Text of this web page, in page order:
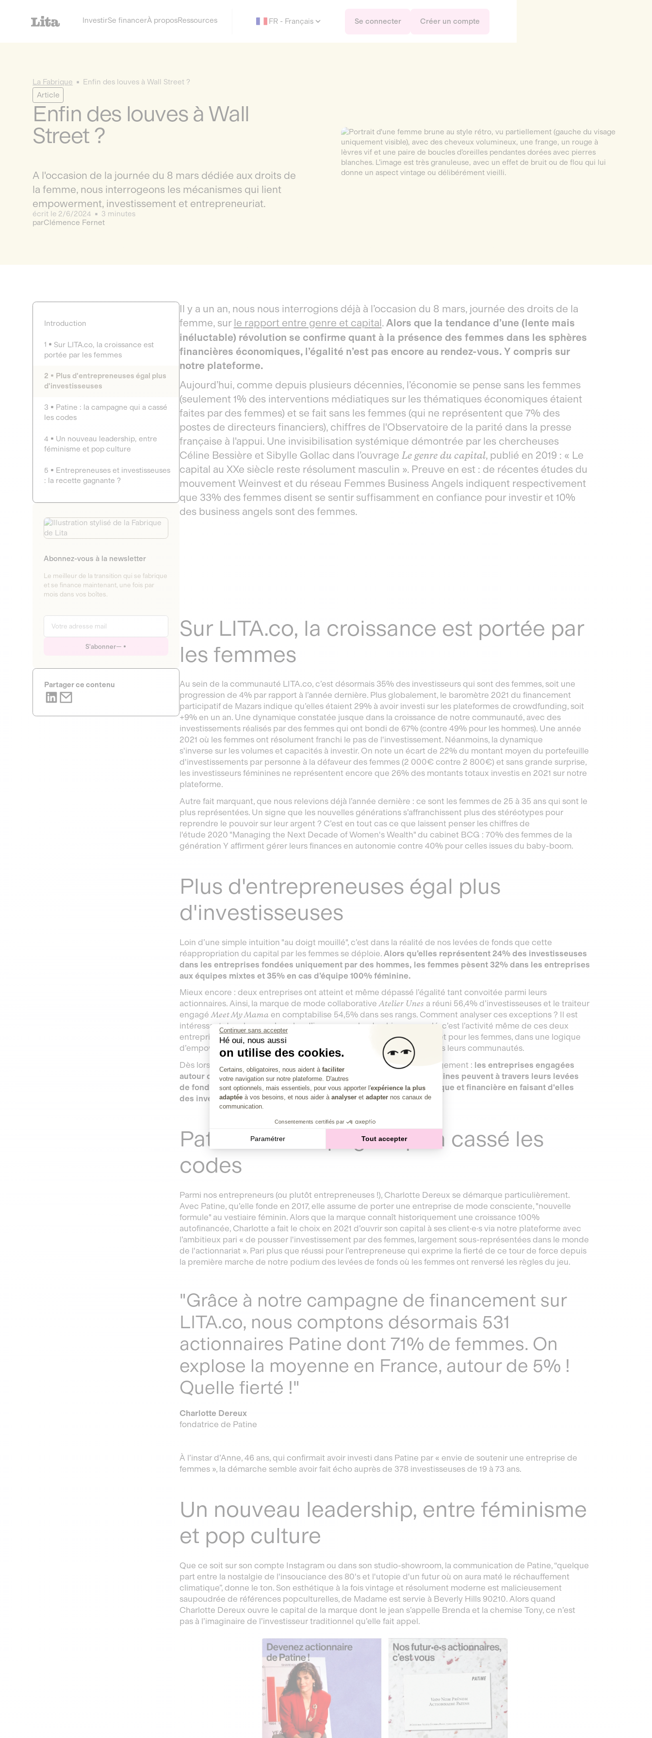
InvestirSe financerÀ proposRessources FR - Français Se connecter Créer un compte
La Fabrique
Enfin des louves à Wall Street ?
Article
Enfin des louves à Wall
Street ?
A l'occasion de la journée du 8 mars dédiée aux droits de
la femme, nous interrogeons les mécanismes qui lient
empowerment, investissement et entrepreneuriat.
écrit le 2/6/2024
3 minutes
parClémence Fernet
Introduction
1
Sur LITA.co, la croissance est
portée par les femmes
2
Plus d'entrepreneuses égal plus
d'investisseuses
3
Patine : la campagne qui a cassé
les codes
4
Un nouveau leadership, entre
féminisme et pop culture
5
Entrepreneuses et investisseuses
: la recette gagnante ?
Abonnez-vous à la newsletter
Le meilleur de la transition qui se fabrique
et se finance maintenant, une fois par
mois dans vos boîtes.
S'abonner
Partager ce contenu
Il y a un an, nous nous interrogions déjà à l’occasion du 8 mars, journée des droits de la
femme, sur le rapport entre genre et capital. Alors que la tendance d’une (lente mais
inéluctable) révolution se confirme quant à la présence des femmes dans les sphères
financières économiques, l’égalité n’est pas encore au rendez-vous. Y compris sur
notre plateforme.
Aujourd’hui, comme depuis plusieurs décennies, l’économie se pense sans les femmes
(seulement 1% des interventions médiatiques sur les thématiques économiques étaient
faites par des femmes) et se fait sans les femmes (qui ne représentent que 7% des
postes de directeurs financiers), chiffres de l'Observatoire de la parité dans la presse
française à l'appui. Une invisibilisation systémique démontrée par les chercheuses
Céline Bessière et Sibylle Gollac dans l’ouvrage Le genre du capital, publié en 2019 : « Le
capital au XXe siècle reste résolument masculin ». Preuve en est : de récentes études du
mouvement Weinvest et du réseau Femmes Business Angels indiquent respectivement
que 33% des femmes disent se sentir suffisamment en confiance pour investir et 10%
des business angels sont des femmes.
Sur LITA.co, la croissance est portée par
les femmes
Au sein de la communauté LITA.co, c’est désormais 35% des investisseurs qui sont des femmes, soit une
progression de 4% par rapport à l’année dernière. Plus globalement, le baromètre 2021 du financement
participatif de Mazars indique qu’elles étaient 29% à avoir investi sur les plateformes de crowdfunding, soit
+9% en un an. Une dynamique constatée jusque dans la croissance de notre communauté, avec des
investissements réalisés par des femmes qui ont bondi de 67% (contre 49% pour les hommes). Une année
2021 où les femmes ont résolument franchi le pas de l'investissement. Néanmoins, la dynamique
s'inverse sur les volumes et capacités à investir. On note un écart de 22% du montant moyen du portefeuille
d'investissements par personne à la défaveur des femmes (2 000€ contre 2 800€) et sans grande surprise,
les investisseurs féminines ne représentent encore que 26% des montants totaux investis en 2021 sur notre
plateforme.
Autre fait marquant, que nous relevions déjà l’année dernière : ce sont les femmes de 25 à 35 ans qui sont le
plus représentées. Un signe que les nouvelles générations s’affranchissent plus des stéréotypes pour
reprendre le pouvoir sur leur argent ? C’est en tout cas ce que laissent penser les chiffres de
l'étude 2020 "Managing the Next Decade of Women's Wealth" du cabinet BCG : 70% des femmes de la
génération Y affirment gérer leurs finances en autonomie contre 40% pour celles issues du baby-boom.
Plus d'entrepreneuses égal plus
d'investisseuses
Loin d’une simple intuition "au doigt mouillé", c’est dans la réalité de nos levées de fonds que cette
réappropriation du capital par les femmes se déploie. Alors qu’elles représentent 24% des investisseuses
dans les entreprises fondées uniquement par des hommes, les femmes pèsent 32% dans les entreprises
aux équipes mixtes et 35% en cas d’équipe 100% féminine.
Mieux encore : deux entreprises ont atteint et même dépassé l’égalité tant convoitée parmi leurs
actionnaires. Ainsi, la marque de mode collaborativeAtelier Unes a réuni 56,4% d’investisseuses et le traiteur
engagéMeet My Mamaen comptabilise 54,5% dans ses rangs. Comment analyser ces exceptions ? Il est
intéressant de relever qu’en plus d’incarner un leadership renouvelé, c’est l’activité même de ces deux
entreprises qui se démarque : elles sont engagées avec les femmes et pour les femmes, dans une logique
d’empowerment. Une orientation qui se reflète, en toute logique, dans leurs communautés.
Dès lors, le financement participatif plante les graines d’un réel changement : les entreprises engagées
autour d’un leadership féminin avec des communautés plutôt féminines peuvent à travers leurs levées
de fonds communautaires participer à leur émancipation économique et financière en faisant d'elles
des investisseuses nouvelle génération !
Patine : la campagne qui a cassé les
codes
Parmi nos entrepreneurs (ou plutôt entrepreneuses !), Charlotte Dereux se démarque particulièrement.
Avec Patine, qu’elle fonde en 2017, elle assume de porter une entreprise de mode consciente, "nouvelle
formule" au vestiaire féminin. Alors que la marque connaît historiquement une croissance 100%
autofinancée, Charlotte a fait le choix en 2021 d’ouvrir son capital à ses client·e·s via notre plateforme avec
l’ambitieux pari « de pousser l'investissement par des femmes, largement sous-représentées dans le monde
de l'actionnariat ». Pari plus que réussi pour l’entrepreneuse qui exprime la fierté de ce tour de force depuis
la première marche de notre podium des levées de fonds où les femmes ont renversé les règles du jeu.
"Grâce à notre campagne de financement sur
LITA.co, nous comptons désormais 531
actionnaires Patine dont 71% de femmes. On
explose la moyenne en France, autour de 5% !
Quelle fierté !"
Charlotte Dereux
fondatrice de Patine
À l’instar d’Anne, 46 ans, qui confirmait avoir investi dans Patine par « envie de soutenir une entreprise de
femmes », la démarche semble avoir fait écho auprès de 378 investisseuses de 19 à 73 ans.
Un nouveau leadership, entre féminisme
et pop culture
Que ce soit sur son compte Instagram ou dans son studio-showroom, la communication de Patine, “quelque
part entre la nostalgie de l'insouciance des 80's et l'utopie d'un futur où on aura maté le réchauffement
climatique”, donne le ton. Son esthétique à la fois vintage et résolument moderne est malicieusement
saupoudrée de références popculturelles, de Madame est servie à Beverly Hills 90210. Alors quand
Charlotte Dereux ouvre le capital de la marque dont le jean s’appelle Brenda et la chemise Tony, ce n’est
pas à l’imaginaire de l’investisseur traditionnel qu’elle fait appel.
Continuer sans accepter
Hé oui, nous aussi
on utilise des cookies.
Plateforme de Gestion du Consentement : Personnalisez vos Options
Certains, obligatoires, nous aident à faciliter
votre navigation sur notre plateforme. D'autres
sont optionnels, mais essentiels, pour vous apporter l'expérience la plus
adaptée à vos besoins, et nous aider à analyser et adapter nos canaux de
communication.
Consentements certifiés par
Paramétrer Tout accepter
Axeptio consent